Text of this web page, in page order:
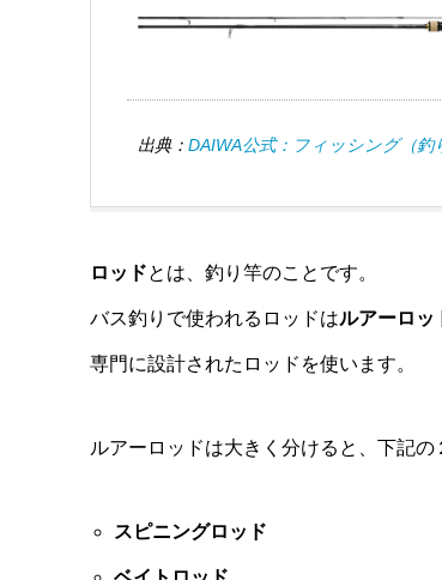
出典： DAIWA公式：フィッシング（釣
ロッドとは、釣り竿のことです。
バス釣りで使われるロッドはルアーロッ
専門に設計されたロッドを使います。
ルアーロッドは大きく分けると、下記の
スピニングロッド